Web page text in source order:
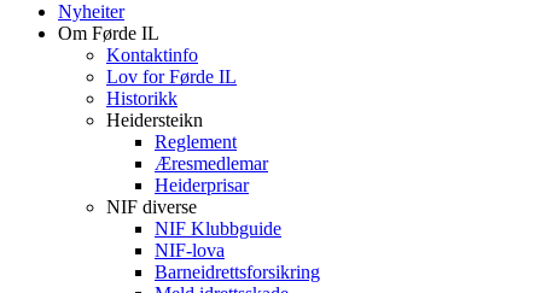
Nyheiter
Om Førde IL
Kontaktinfo
Lov for Førde IL
Historikk
Heidersteikn
Reglement
Æresmedlemar
Heiderprisar
NIF diverse
NIF Klubbguide
NIF-lova
Barneidrettsforsikring